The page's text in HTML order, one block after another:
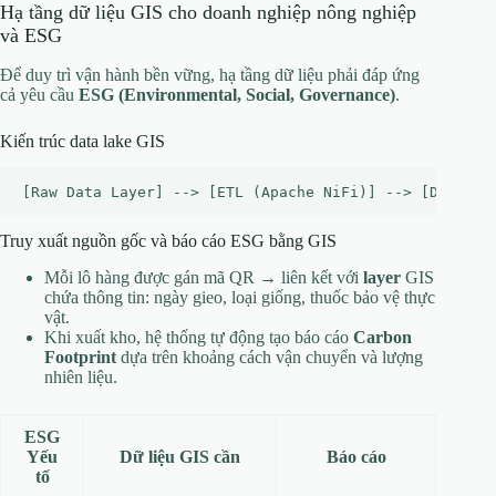
Hạ tầng dữ liệu GIS cho doanh nghiệp nông nghiệp
và ESG
Để duy trì vận hành bền vững, hạ tầng dữ liệu phải đáp ứng
cả yêu cầu ESG (Environmental, Social, Governance).
Kiến trúc data lake GIS
Truy xuất nguồn gốc và báo cáo ESG bằng GIS
Mỗi lô hàng được gán mã QR → liên kết với layer GIS
chứa thông tin: ngày gieo, loại giống, thuốc bảo vệ thực
vật.
Khi xuất kho, hệ thống tự động tạo báo cáo Carbon
Footprint dựa trên khoảng cách vận chuyển và lượng
nhiên liệu.
ESG
Yếu
tố
Dữ liệu GIS cần Báo cáo